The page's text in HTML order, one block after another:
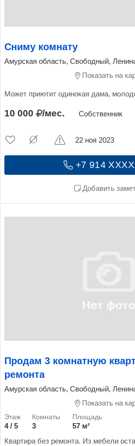
Сниму комнату
Амурская область, Свободный,
Показать на
Может приютит одинокая дама,
10 000 /мес. Собственник
+7 914
Добавить
22 ноя 2023
Продам 3 комнатную
ремонта
Амурская область, Свободный,
Показать на
4 / 5 3
57 м²
Квартира без ремонта. Из мебели